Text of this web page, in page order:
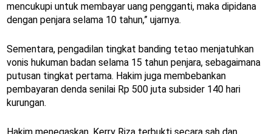
mencukupi untuk membayar uang pengganti, maka dipidana
dengan penjara selama 10 tahun,” ujarnya.
Sementara, pengadilan tingkat banding tetao menjatuhkan
vonis hukuman badan selama 15 tahun penjara, sebagaimana
putusan tingkat pertama. Hakim juga membebankan
pembayaran denda senilai Rp 500 juta subsider 140 hari
kurungan.